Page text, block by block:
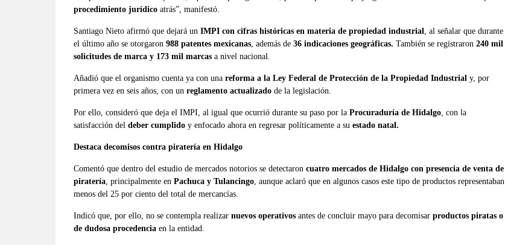
procedimiento jurídico atrás”, manifestó.
Santiago Nieto afirmó que dejará un IMPI con cifras históricas en materia de propiedad industrial, al señalar que durante
el último año se otorgaron 988 patentes mexicanas, además de 36 indicaciones geográficas. También se registraron 240 mil
solicitudes de marca y 173 mil marcas a nivel nacional.
Añadió que el organismo cuenta ya con una reforma a la Ley Federal de Protección de la Propiedad Industrial y, por
primera vez en seis años, con un reglamento actualizado de la legislación.
Por ello, consideró que deja el IMPI, al igual que ocurrió durante su paso por la Procuraduría de Hidalgo, con la
satisfacción del deber cumplido y enfocado ahora en regresar políticamente a su estado natal.
Destaca decomisos contra piratería en Hidalgo
Comentó que dentro del estudio de mercados notorios se detectaron cuatro mercados de Hidalgo con presencia de venta de
piratería, principalmente en Pachuca y Tulancingo, aunque aclaró que en algunos casos este tipo de productos representaban
menos del 25 por ciento del total de mercancías.
Indicó que, por ello, no se contempla realizar nuevos operativos antes de concluir mayo para decomisar productos piratas o
de dudosa procedencia en la entidad.